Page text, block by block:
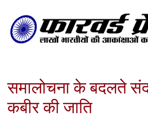
समालोचना के बदलते
कबीर की जाति